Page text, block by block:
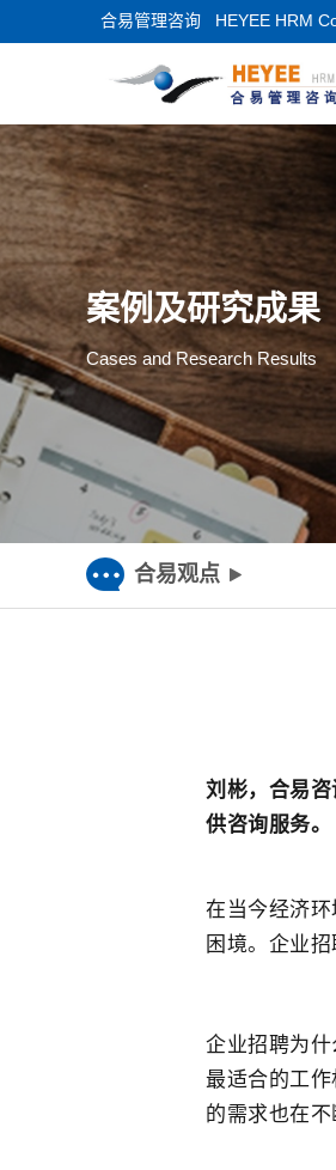
合易管理咨询 HEYEE HRM
案例及研究成果
Cases and Research Results
合易观点
刘彬，合易
供咨询服务。
在当今经济
困境。企业
企业招聘为
最适合的工
的需求也在